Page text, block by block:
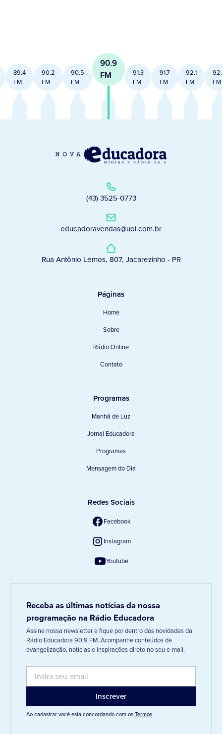
89.4
FM
90.2
FM
90.5
FM
90.9
FM
91.3
FM
91.7
FM
92.1
FM
FM
(43) 3525-0773
educadoravendas@uol.com.br
Rua Antônio Lemos, 807, Jacarezinho - PR
Páginas
Home
Sobre
Rádio Online
Contato
Programas
Manhã de Luz
Jornal Educadora
Programas
Mensagem do Dia
Redes Sociais
Facebook
Instagram
Youtube
Receba as últimas notícias da nossa
programação na Rádio Educadora
Assine nossa newsletter e fique por dentro das novidades da
Rádio Educadora 90,9 FM. Acompanhe conteúdos de
evangelização, notícias e inspirações direto no seu e-mail.
Ao cadastrar você está concordando com osTermos